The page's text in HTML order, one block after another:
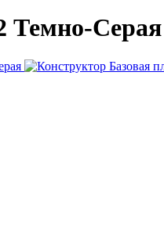
Темно-Серая